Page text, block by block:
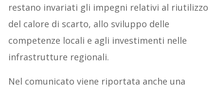
restano invariati gli impegni relativi al riutilizzo
del calore di scarto, allo sviluppo delle
competenze locali e agli investimenti nelle
infrastrutture regionali.
Nel comunicato viene riportata anche una